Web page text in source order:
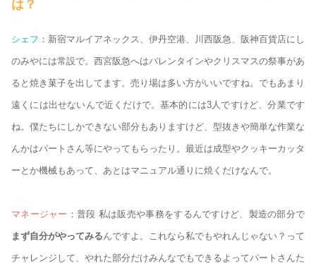
は？
シェフ ：新宿マルイアネックス、伊丹空港、川西阪急、阪神百貨店にし
のみやには常設で。西宮阪急へはバレンタインやクリスマスの祭事があ
ると焼き菓子を出してます。売り場は多い方がいいですね。でもあまり
遠くには出せないんで近くだけで。基本的には3人ですけど、分業です
ね。僕たちにしかできない部分もありますけど、型抜きや簡単な作業な
んかはパートさん等にやってもらったり。最近は成型やクッキーカッタ
ーとか機械もあって、あとはマニュアル通りに焼くだけなんで。
マネージャー ：普段 私は販売や事務をするんですけど、製造の部分で
まず自分がやってみる んですよ。これなら私でもやれんじゃない？って
チャレンジして、やれた部分だけみんなでもできるよってパートさんた